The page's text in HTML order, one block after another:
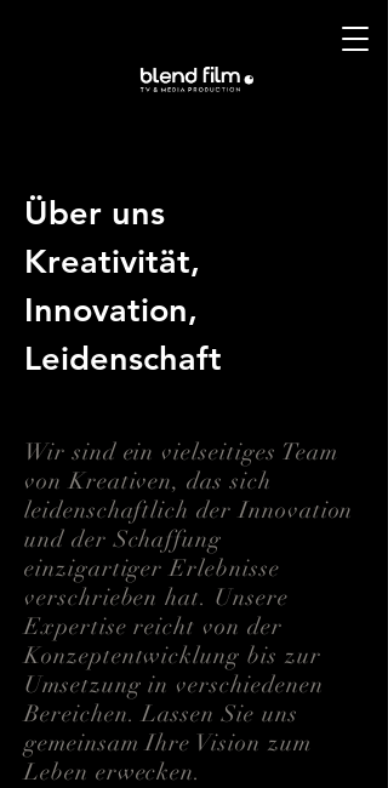
Über uns
Kreativität,
Innovation,
Leidenschaft
Wir sind ein vielseitiges Team
von Kreativen, das sich
leidenschaftlich der Innovation
und der Schaffung
einzigartiger Erlebnisse
verschrieben hat. Unsere
Expertise reicht von der
Konzeptentwicklung bis zur
Umsetzung in verschiedenen
Bereichen. Lassen Sie uns
gemeinsam Ihre Vision zum
Leben erwecken.